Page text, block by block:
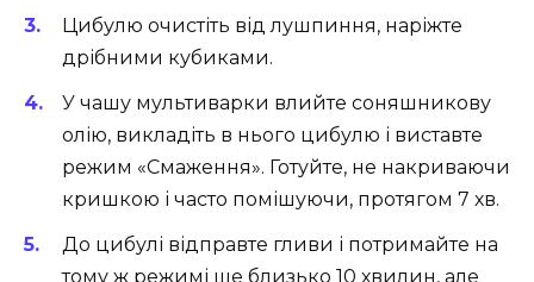
Цибулю очистіть від лушпиння, наріжте
дрібними кубиками.
У чашу мультиварки влийте соняшникову
олію, викладіть в нього цибулю і виставте
режим «Смаження». Готуйте, не накриваючи
кришкою і часто помішуючи, протягом 7 хв.
До цибулі відправте гливи і потримайте на
тому ж режимі ще близько 10 хвилин, але